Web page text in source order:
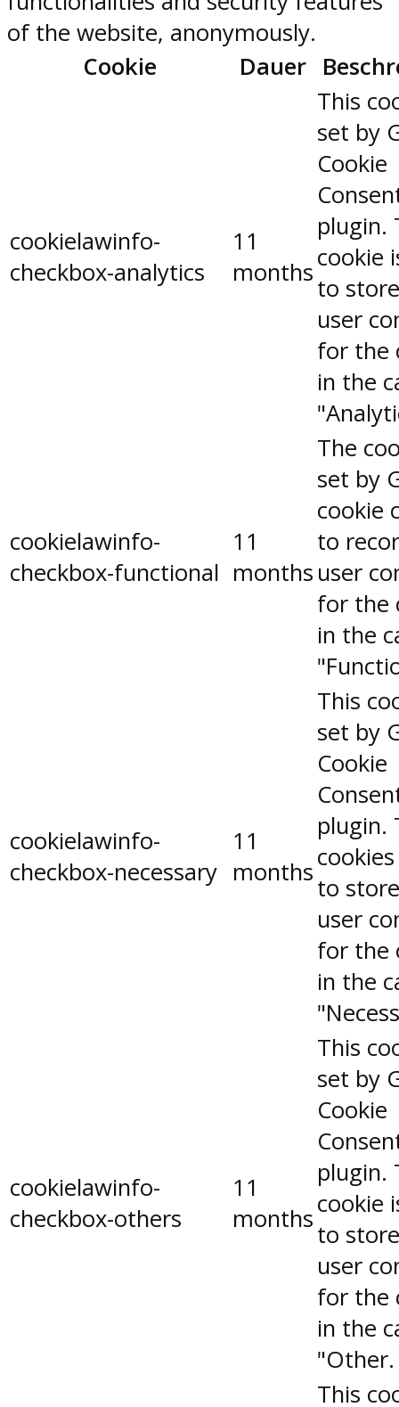
of the website, anonymously.
Cookie
Dauer
cookielawinfo-
checkbox-analytics
11
months
This
set by
Cookie
plugin.
cookie
to
user
for the
in the
cookielawinfo-
checkbox-functional
11
months
The
set by
cookie
to
user
for the
in the
cookielawinfo-
checkbox-necessary
11
months
This
set by
Cookie
plugin.
to
user
for the
in the
cookielawinfo-
checkbox-others
11
months
This
set by
Cookie
plugin.
cookie
to
user
for the
in the
"Other.
This